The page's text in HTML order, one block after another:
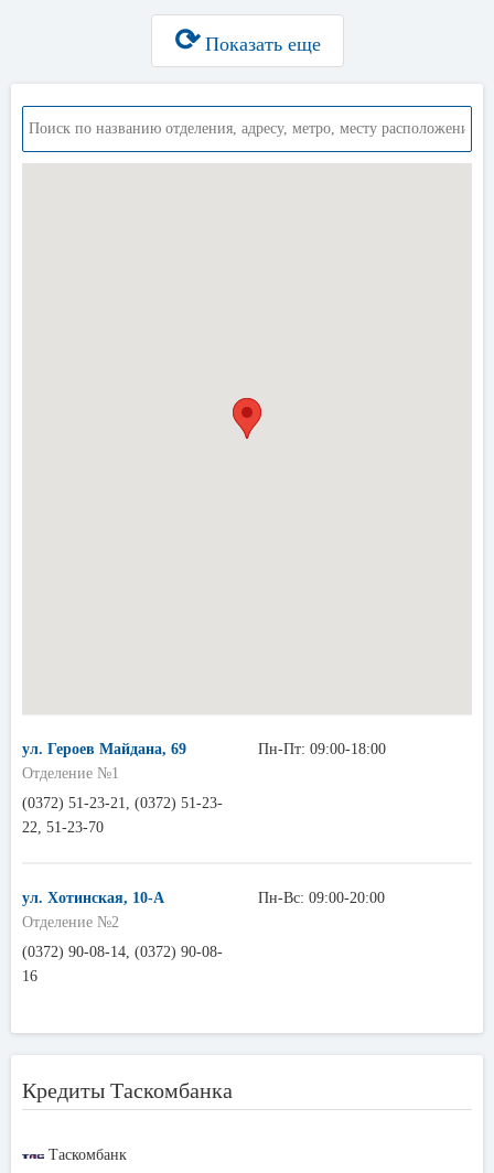
⟳Показать еще
ул. Героев Майдана, 69
Отделение №1
(0372) 51-23-21, (0372) 51-23-
22, 51-23-70
Пн-Пт: 09:00-18:00
ул. Хотинская, 10-А
Отделение №2
(0372) 90-08-14, (0372) 90-08-
16
Пн-Вс: 09:00-20:00
Кредиты Таскомбанка
Таскомбанк